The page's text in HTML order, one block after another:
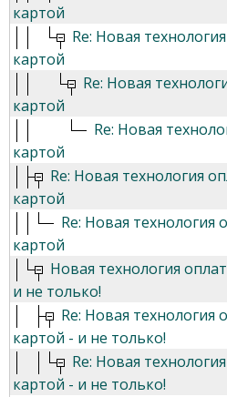
картой
Re: Новая
картой
Re: Новая
картой
Re: Новая
картой
Re: Новая технология
картой
Re: Новая технология
картой
Новая технология
и не только!
Re: Новая технология
картой - и не только!
Re: Новая
картой - и не только!